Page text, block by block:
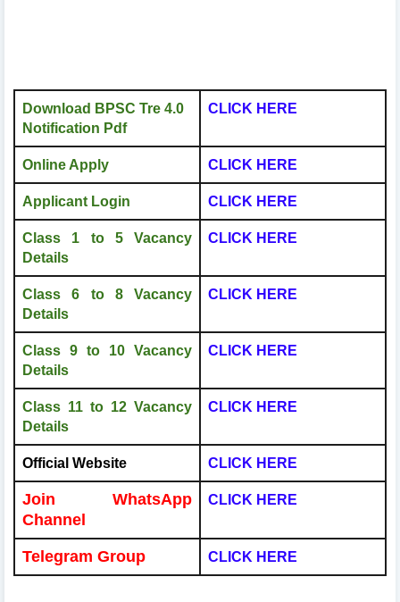
Download BPSC Tre 4.0
Notification Pdf
CLICK HERE
Online Apply CLICK HERE
Applicant Login CLICK HERE
Class 1 to 5 Vacancy
Details
CLICK HERE
Class 6 to 8 Vacancy
Details
CLICK HERE
Class 9 to 10 Vacancy
Details
CLICK HERE
Class 11 to 12 Vacancy
Details
CLICK HERE
Official Website CLICK HERE
Join WhatsApp
Channel
CLICK HERE
Telegram Group CLICK HERE